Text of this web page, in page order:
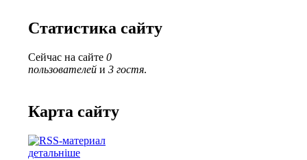
Статистика сайту
Сейчас на сайте 0
пользователей и 3 гостя.
Карта сайту
детальніше